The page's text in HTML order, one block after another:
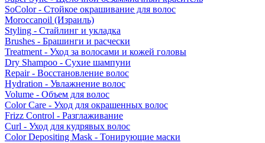
SoColor - Стойкое окрашивание для волос
Moroccanoil (Израиль)
Styling - Стайлинг и укладка
Brushes - Брашинги и расчески
Treatment - Уход за волосами и кожей головы
Dry Shampoo - Сухие шампуни
Repair - Восстановление волос
Hydration - Увлажнение волос
Volume - Объем для волос
Color Care - Уход для окрашенных волос
Frizz Control - Разглаживание
Curl - Уход для кудрявых волос
Color Depositing Mask - Тонирующие маски